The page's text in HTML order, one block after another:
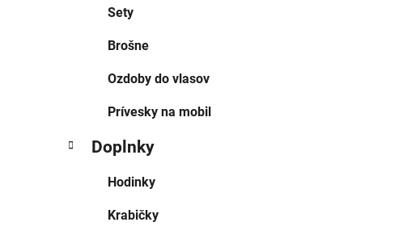
Sety
Brošne
Ozdoby do vlasov
Prívesky na mobil
Doplnky
Hodinky
Krabičky